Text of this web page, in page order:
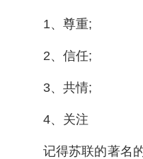
1、尊重;
2、信任;
3、共情;
4、关注
记得苏联的著名